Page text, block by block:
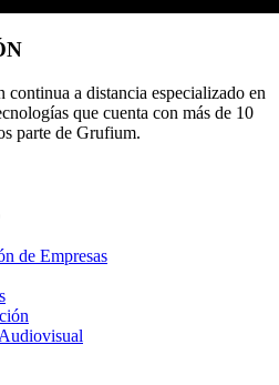
continua a distancia especializado en
que cuenta con más de 10
parte de Grufium.
de Empresas